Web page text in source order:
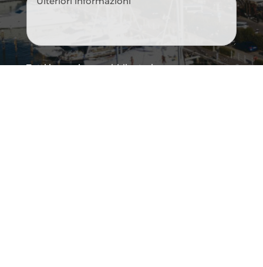
Tutti i campi sono obbligatori.